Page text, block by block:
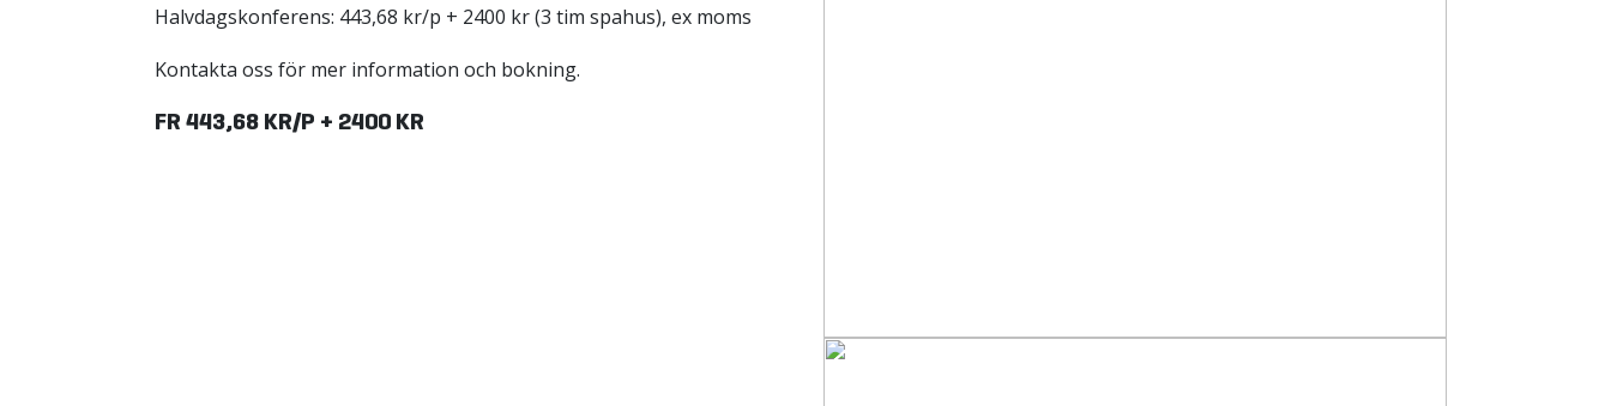
Halvdagskonferens: 443,68 kr/p + 2400 kr (3 tim spahus), ex moms
Kontakta oss för mer information och bokning.
FR 443,68 KR/P + 2400 KR